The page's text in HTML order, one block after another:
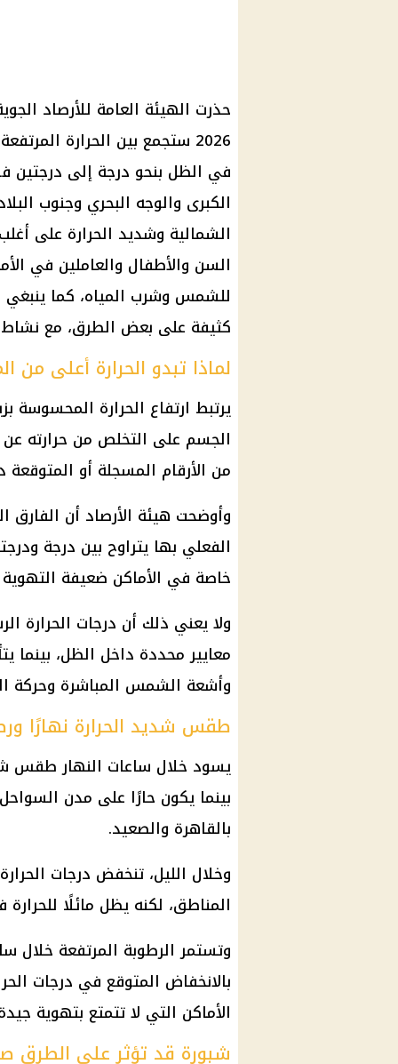
2026 ستجمع بين الحرارة
في الظل بنحو درجة إلى درجتين
الكبرى والوجه البحري وجنوب
الشمالية وشديد الحرارة على
السن والأطفال والعاملين في
للشمس وشرب المياه، كما
كثيفة على بعض الطرق، مع نشاط
لماذا تبدو الحرارة أعلى من
يرتبط ارتفاع الحرارة المحسوسة
الجسم على التخلص من حرارته
من الأرقام المسجلة أو
وأوضحت هيئة الأرصاد أن الفارق
الفعلي بها يتراوح بين درجة
خاصة في الأماكن ضعيفة
ولا يعني ذلك أن درجات الحرارة
معايير محددة داخل الظل، بينما
وأشعة الشمس المباشرة وحركة
طقس شديد الحرارة نهارًا
يسود خلال ساعات النهار طقس
بينما يكون حارًا على مدن
بالقاهرة والصعيد.
وخلال الليل، تنخفض درجات
المناطق، لكنه يظل مائلًا
وتستمر الرطوبة المرتفعة خلال
بالانخفاض المتوقع في درجات
الأماكن التي لا تتمتع بتهوية
شبورة قد تؤثر على الطرق